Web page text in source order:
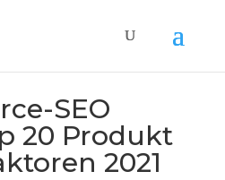
SEO
20 Produkt
2021